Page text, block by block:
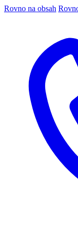
Rovno na obsah